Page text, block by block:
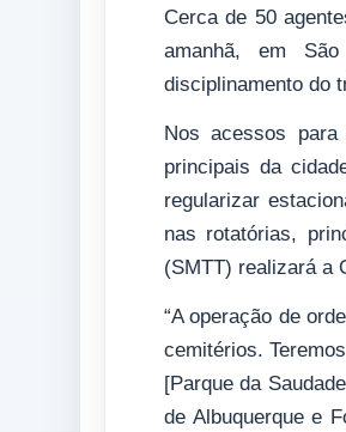
Cerca de 50
amanhã, em
disciplinamento do
Nos acessos
principais da
regularizar
nas rotatórias,
(SMTT) realizará a
“A operação de
cemitérios.
[Parque da
de Albuquerque e